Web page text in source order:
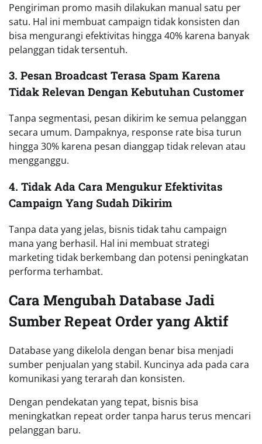
Pengiriman promo masih dilakukan manual satu per
satu. Hal ini membuat campaign tidak konsisten dan
bisa mengurangi efektivitas hingga 40% karena banyak
pelanggan tidak tersentuh.
3. Pesan Broadcast Terasa Spam Karena
Tidak Relevan Dengan Kebutuhan Customer
Tanpa segmentasi, pesan dikirim ke semua pelanggan
secara umum. Dampaknya, response rate bisa turun
hingga 30% karena pesan dianggap tidak relevan atau
mengganggu.
4. Tidak Ada Cara Mengukur Efektivitas
Campaign Yang Sudah Dikirim
Tanpa data yang jelas, bisnis tidak tahu campaign
mana yang berhasil. Hal ini membuat strategi
marketing tidak berkembang dan potensi peningkatan
performa terhambat.
Cara Mengubah Database Jadi
Sumber Repeat Order yang Aktif
Database yang dikelola dengan benar bisa menjadi
sumber penjualan yang stabil. Kuncinya ada pada cara
komunikasi yang terarah dan konsisten.
Dengan pendekatan yang tepat, bisnis bisa
meningkatkan repeat order tanpa harus terus mencari
pelanggan baru.